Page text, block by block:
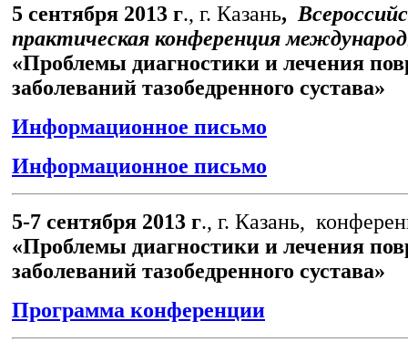
5 сентября 2013 г., г. Казань,
практическая конференция
«Проблемы диагностики и лечения
заболеваний тазобедренного сустава»
Информационное письмо
Информационное письмо
5-7 сентября 2013 г., г. Казань,
«Проблемы диагностики и лечения
заболеваний тазобедренного сустава»
Программа конференции